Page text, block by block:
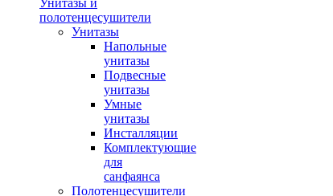
Унитазы и
полотенцесушители
Унитазы
Напольные
унитазы
Подвесные
унитазы
Умные
унитазы
Инсталляции
Комплектующие
для
санфаянса
Полотенцесушители